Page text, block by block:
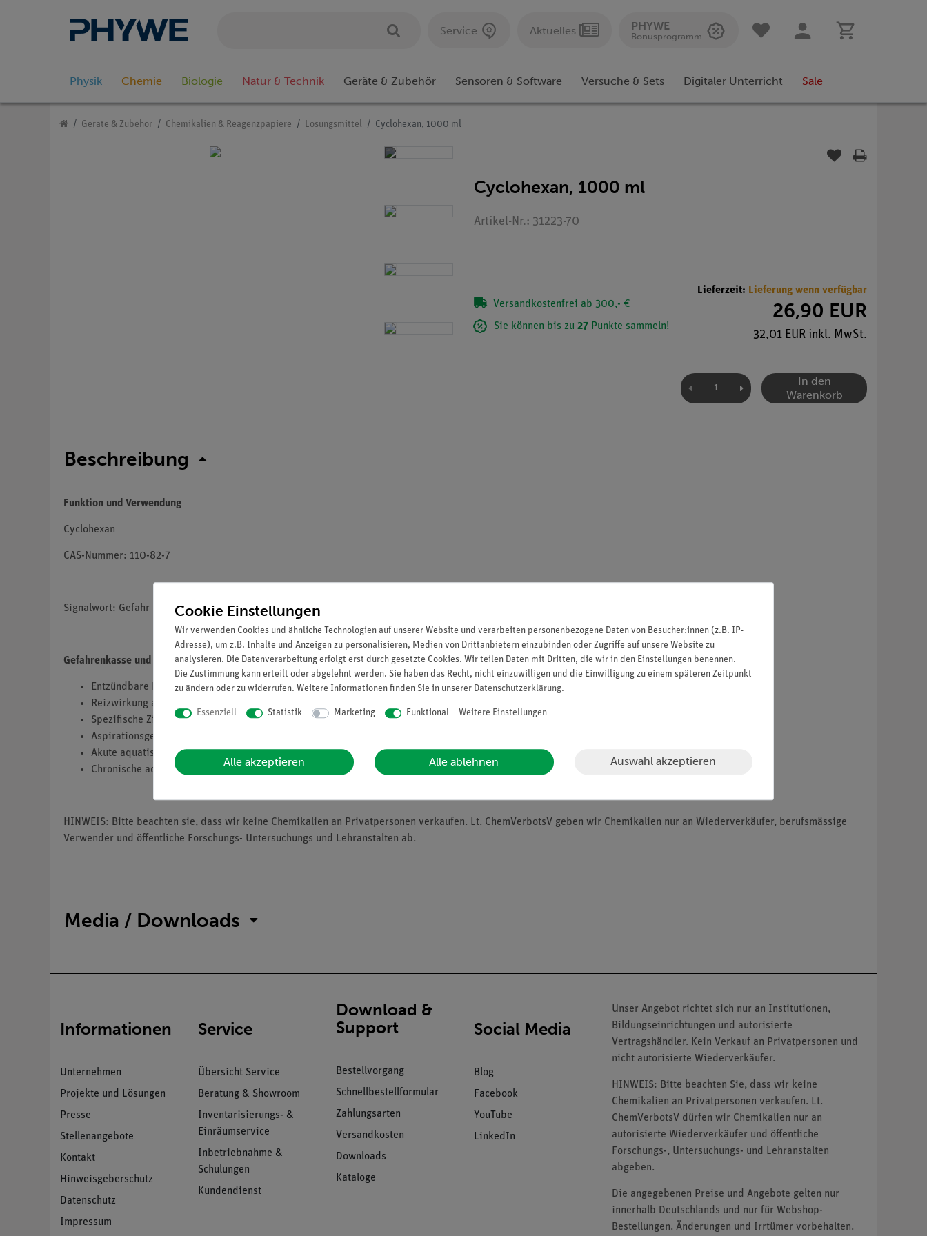
Service Aktuelles PHYWE
Bonusprogramm
Physik Chemie Biologie Natur & Technik Geräte & Zubehör Sensoren & Software Versuche & Sets Digitaler Unterricht Sale
Geräte & Zubehör Chemikalien & Reagenzpapiere Lösungsmittel Cyclohexan, 1000 ml
Cyclohexan, 1000 ml
Artikel-Nr.: 31223-70
Versandkostenfrei ab 300,- €
Sie können bis zu 27 Punkte sammeln!
Lieferzeit: Lieferung wenn verfügbar
26,90 EUR
32,01 EUR inkl. MwSt.
In den
Warenkorb
Beschreibung
Funktion und Verwendung
Cyclohexan
CAS-Nummer: 110-82-7
Signalwort: Gefahr
Gefahrenkasse und Gefahrenkategorie
Entzündbare Flüssigkeit, Kategorie 2, H225
Reizwirkung auf die Haut, Kategorie 2, H315
Spezifische Zielorgan-Toxizität (einmalige Exposition), Kategorie 3, Zentralnervensystem, H336
Aspirationsgefahr, Kategorie 1, H304
Akute aquatische Toxizität (Wassergefährdend, Akut), Kategorie 1, H400
Chronische aquatische Toxizität (Wassergefährdend, Chronisch), Kategorie 1, H410
HINWEIS: Bitte beachten sie, dass wir keine Chemikalien an Privatpersonen verkaufen. Lt. ChemVerbotsV geben wir Chemikalien nur an Wiederverkäufer, berufsmässige
Verwender und öffentliche Forschungs- Untersuchungs und Lehranstalten ab.
Media / Downloads
Informationen
Unternehmen
Projekte und Lösungen
Presse
Stellenangebote
Kontakt
Hinweisgeberschutz
Datenschutz
Impressum
Service
Übersicht Service
Beratung & Showroom
Inventarisierungs- &
Einräumservice
Inbetriebnahme &
Schulungen
Kundendienst
Download &
Support
Bestellvorgang
Schnellbestellformular
Zahlungsarten
Versandkosten
Downloads
Kataloge
Social Media
Blog
Facebook
YouTube
LinkedIn
Unser Angebot richtet sich nur an Institutionen,
Bildungseinrichtungen und autorisierte
Vertragshändler. Kein Verkauf an Privatpersonen und
nicht autorisierte Wiederverkäufer.
HINWEIS: Bitte beachten Sie, dass wir keine
Chemikalien an Privatpersonen verkaufen. Lt.
ChemVerbotsV dürfen wir Chemikalien nur an
autorisierte Wiederverkäufer und öffentliche
Forschungs-, Untersuchungs- und Lehranstalten
abgeben.
Die angegebenen Preise und Angebote gelten nur
innerhalb Deutschlands und nur für Webshop-
Bestellungen. Änderungen und Irrtümer vorbehalten.
Cookie Einstellungen
Wir verwenden Cookies und ähnliche Technologien auf unserer Website und verarbeiten personenbezogene Daten von Besucher:innen (z.B. IP-
Adresse), um z.B. Inhalte und Anzeigen zu personalisieren, Medien von Drittanbietern einzubinden oder Zugriffe auf unsere Website zu
analysieren. Die Datenverarbeitung erfolgt erst durch gesetzte Cookies. Wir teilen Daten mit Dritten, die wir in den Einstellungen benennen.
Die Zustimmung kann erteilt oder abgelehnt werden. Sie haben das Recht, nicht einzuwilligen und die Einwilligung zu einem späteren Zeitpunkt
zu ändern oder zu widerrufen. Weitere Informationen finden Sie in unserer Daten­schutz­erklärung.
Essenziell Statistik Marketing Funktional Weitere Einstellungen
Alle akzeptieren Alle ablehnen Auswahl akzeptieren